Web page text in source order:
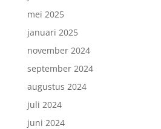
mei 2025
januari 2025
november 2024
september 2024
augustus 2024
juli 2024
juni 2024